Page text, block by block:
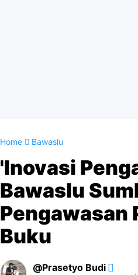
Home Bawaslu
'Inovasi
Bawaslu
Pengawasan
Buku
Prasetyo Budi